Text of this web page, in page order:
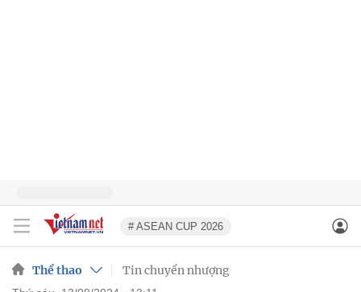
# ASEAN CUP 2026
Thể thao Tin chuyển nhượng